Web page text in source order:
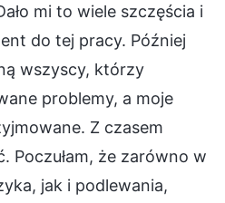
mi to wiele szczęścia i
do tej pracy. Później
wszyscy, którzy
problemy, a moje
Z czasem
Poczułam, że zarówno w
jak i podlewania,